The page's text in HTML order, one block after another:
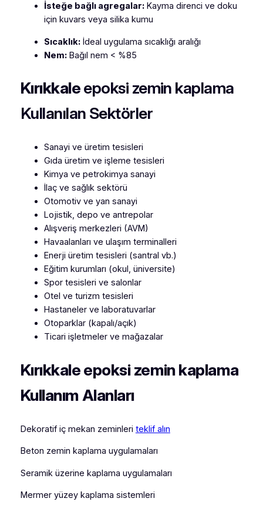
İsteğe bağlı agregalar:Kayma direnci ve doku
için kuvars veya silika kumu
Sıcaklık:İdeal uygulama sıcaklığı aralığı
Nem:Bağıl nem < %85
Kırıkkaleepoksi zemin kaplama
Kullanılan Sektörler
Sanayi ve üretim tesisleri
Gıda üretim ve işleme tesisleri
Kimya ve petrokimya sanayi
İlaç ve sağlık sektörü
Otomotiv ve yan sanayi
Lojistik, depo ve antrepolar
Alışveriş merkezleri (AVM)
Havaalanları ve ulaşım terminalleri
Enerji üretim tesisleri (santral vb.)
Eğitim kurumları (okul, üniversite)
Spor tesisleri ve salonlar
Otel ve turizm tesisleri
Hastaneler ve laboratuvarlar
Otoparklar (kapalı/açık)
Ticari işletmeler ve mağazalar
Kırıkkaleepoksi zemin kaplama
Kullanım Alanları
Dekoratif iç mekan zeminleri teklif alın
Beton zemin kaplama uygulamaları
Seramik üzerine kaplama uygulamaları
Mermer yüzey kaplama sistemleri